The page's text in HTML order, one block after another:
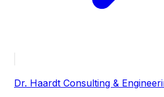
Dr. Haardt Consulting &